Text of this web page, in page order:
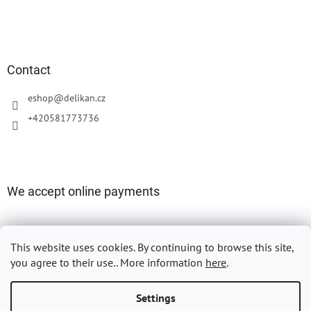
This website uses cookies. By continuing to browse this site,
you agree to their use.. More information here.
Settings
Contact
eshop@delikan.cz
+420581773736
We accept online payments